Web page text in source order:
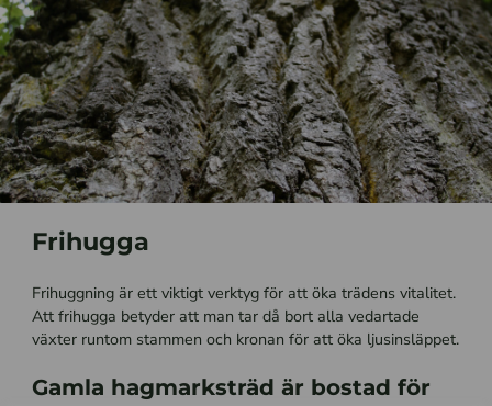
Frihugga
Frihuggning är ett viktigt verktyg för att öka trädens vitalitet.
Att frihugga betyder att man tar då bort alla vedartade
växter runtom stammen och kronan för att öka ljusinsläppet.
Gamla hagmarksträd är bostad för